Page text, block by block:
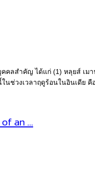
คคลสำคัญ ได้แก่ (1) หลุยส์
ช่วงเวลาฤดูร้อนในอินเดีย
an …